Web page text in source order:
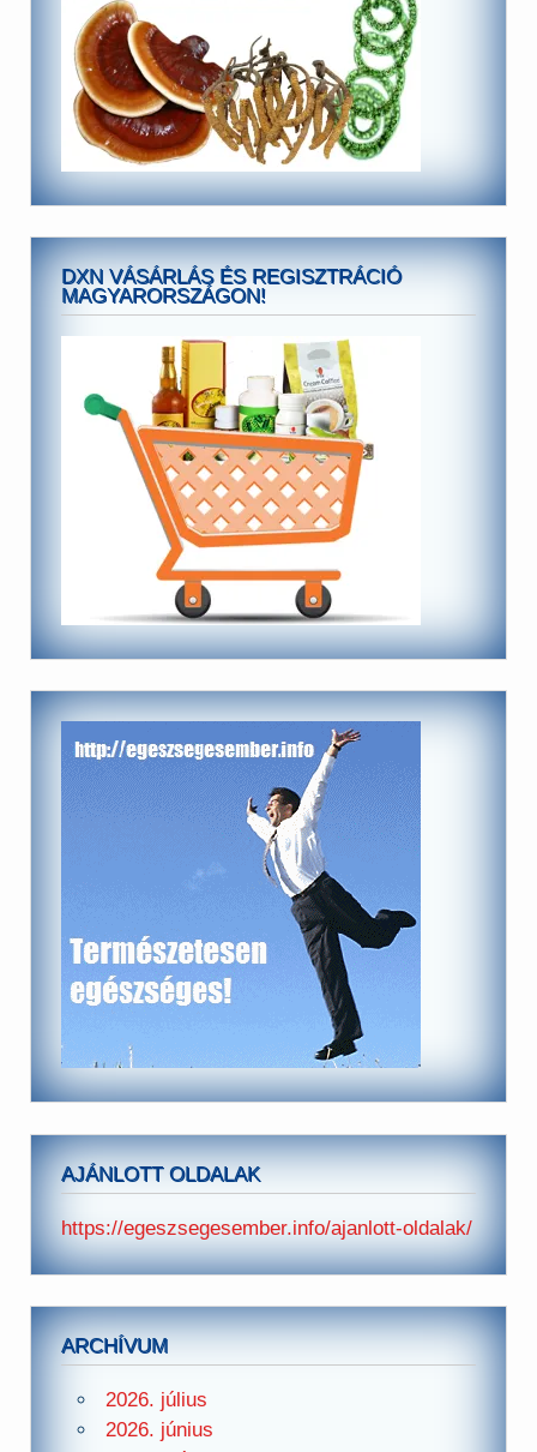
DXN VÁSÁRLÁS ÉS REGISZTRÁCIÓ
MAGYARORSZÁGON!
AJÁNLOTT OLDALAK
https://egeszsegesember.info/ajanlott-oldalak/
ARCHÍVUM
2026. július
2026. június